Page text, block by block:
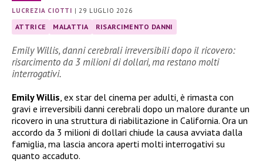
LUCREZIA CIOTTI |29 LUGLIO 2026
ATTRICE MALATTIA RISARCIMENTO DANNI
Emily Willis, danni cerebrali irreversibili dopo il ricovero:
risarcimento da 3 milioni di dollari, ma restano molti
interrogativi.
Emily Willis , ex star del cinema per adulti, è rimasta con
gravi e irreversibili danni cerebrali dopo un malore durante un
ricovero in una struttura di riabilitazione in California. Ora un
accordo da 3 milioni di dollari chiude la causa avviata dalla
famiglia, ma lascia ancora aperti molti interrogativi su
quanto accaduto.